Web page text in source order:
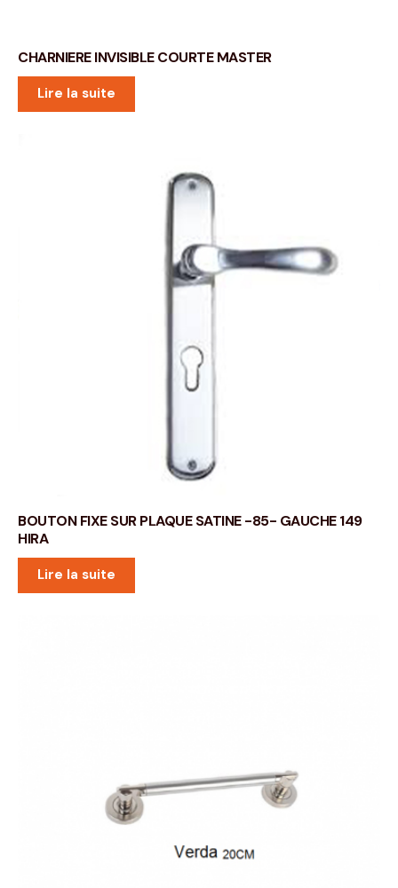
CHARNIERE INVISIBLE COURTE MASTER
Lire la suite
BOUTON FIXE SUR PLAQUE SATINE -85- GAUCHE 149
HIRA
Lire la suite